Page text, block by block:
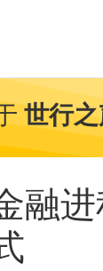
世行之
融